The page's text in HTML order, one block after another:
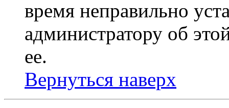
время неправильно
администратору об
ее.
Вернуться наверх